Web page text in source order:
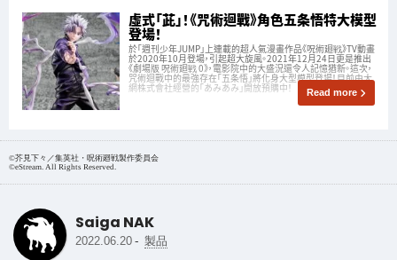
虛式「茈」！《咒術迴戰》角色五条悟特大模型
登場！
於「週刊少年JUMP」上連載的超人氣漫畫作品《呪術廻戦》TV動畫
於2020年10月登場，引起超大旋風。2021年12月24日更是推出
《劇場版 呪術廻戦 0》，電影院中的大盛況還令人記憶猶新。這次，
咒術迴戰中的最強存在「五条悟」將化身大型模型登場！目前由大
網株式會社經營的「あみあみ」開放預購中！ Read more
©芥見下々／集英社・呪術廻戦製作委員会
©eStream. All Rights Reserved.
Saiga NAK
2022.06.20 - 製品